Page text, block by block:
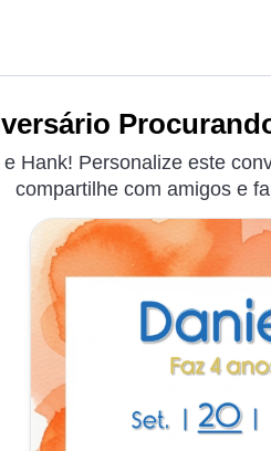
Hank! Personalize este
compartilhe com amigos e